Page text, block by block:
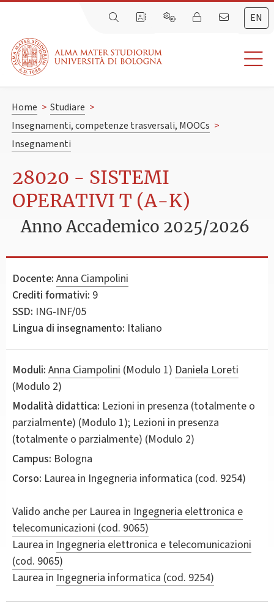
EN
Home > Studiare >
Insegnamenti, competenze trasversali, MOOCs >
Insegnamenti
28020 - SISTEMI
OPERATIVI T (A-K)
Anno Accademico 2025/2026
Docente: Anna Ciampolini
Crediti formativi: 9
SSD: ING-INF/05
Lingua di insegnamento: Italiano
Moduli: Anna Ciampolini (Modulo 1) Daniela Loreti
(Modulo 2)
Modalità didattica: Lezioni in presenza (totalmente o
parzialmente) (Modulo 1); Lezioni in presenza
(totalmente o parzialmente) (Modulo 2)
Campus: Bologna
Corso: Laurea in Ingegneria informatica (cod. 9254)
Valido anche per Laurea in Ingegneria elettronica e
telecomunicazioni (cod. 9065)
Laurea in Ingegneria elettronica e telecomunicazioni
(cod. 9065)
Laurea in Ingegneria informatica (cod. 9254)